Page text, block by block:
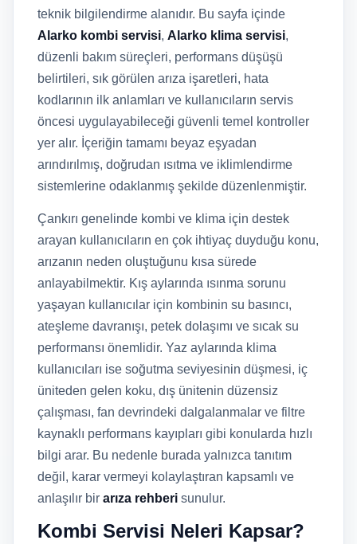
teknik bilgilendirme alanıdır. Bu sayfa içinde
Alarko kombi servisi, Alarko klima servisi,
düzenli bakım süreçleri, performans düşüşü
belirtileri, sık görülen arıza işaretleri, hata
kodlarının ilk anlamları ve kullanıcıların servis
öncesi uygulayabileceği güvenli temel kontroller
yer alır. İçeriğin tamamı beyaz eşyadan
arındırılmış, doğrudan ısıtma ve iklimlendirme
sistemlerine odaklanmış şekilde düzenlenmiştir.
Çankırı genelinde kombi ve klima için destek
arayan kullanıcıların en çok ihtiyaç duyduğu konu,
arızanın neden oluştuğunu kısa sürede
anlayabilmektir. Kış aylarında ısınma sorunu
yaşayan kullanıcılar için kombinin su basıncı,
ateşleme davranışı, petek dolaşımı ve sıcak su
performansı önemlidir. Yaz aylarında klima
kullanıcıları ise soğutma seviyesinin düşmesi, iç
üniteden gelen koku, dış ünitenin düzensiz
çalışması, fan devrindeki dalgalanmalar ve filtre
kaynaklı performans kayıpları gibi konularda hızlı
bilgi arar. Bu nedenle burada yalnızca tanıtım
değil, karar vermeyi kolaylaştıran kapsamlı ve
anlaşılır bir arıza rehberi sunulur.
Kombi Servisi Neleri Kapsar?